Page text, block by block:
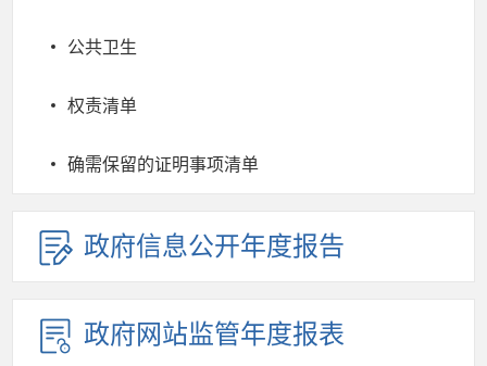
公共卫生
权责清单
确需保留的证明事项清单
政府信息公开年度报告
政府网站监管年度报表